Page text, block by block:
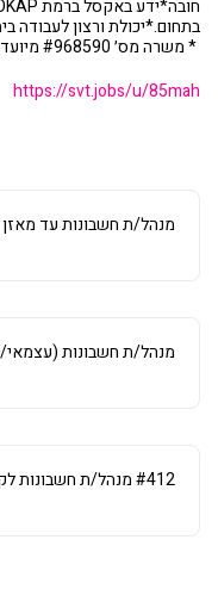
בתחום.*יכולת ורצון לעבודה בימים
* משרה מס׳ #968590 מיועדת לגברים ונשים כאחד
https://svt.jobs/u/85mah
מנהל/ת חשבונות עד
מנהל/ת חשבונות
#412 מנהל/ת חשבונות לקוחות, רחובות